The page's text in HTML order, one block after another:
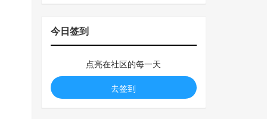
今日签到
点亮在社区的每一天
去签到